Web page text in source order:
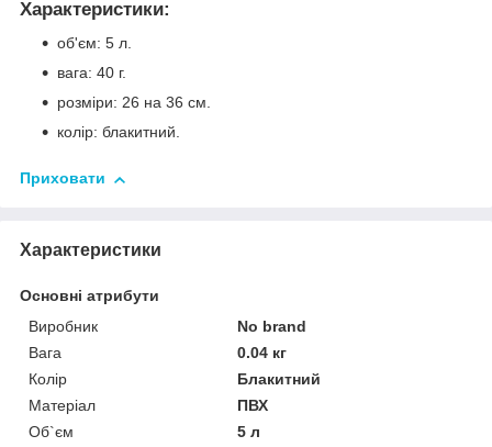
Характеристики:
об'єм: 5 л.
вага: 40 г.
розміри: 26 на 36 см.
колір: блакитний.
Приховати
Характеристики
Основні атрибути
Виробник
No brand
Вага
0.04 кг
Колір
Блакитний
Матеріал
ПВХ
Об`єм
5 л